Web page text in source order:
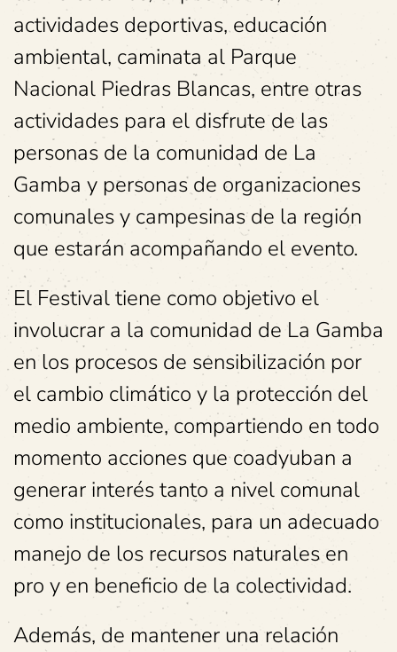
actividades deportivas, educación
ambiental, caminata al Parque
Nacional Piedras Blancas, entre otras
actividades para el disfrute de las
personas de la comunidad de La
Gamba y personas de organizaciones
comunales y campesinas de la región
que estarán acompañando el evento.
El Festival tiene como objetivo el
involucrar a la comunidad de La Gamba
en los procesos de sensibilización por
el cambio climático y la protección del
medio ambiente, compartiendo en todo
momento acciones que coadyuban a
generar interés tanto a nivel comunal
como institucionales, para un adecuado
manejo de los recursos naturales en
pro y en beneficio de la colectividad.
Además, de mantener una relación